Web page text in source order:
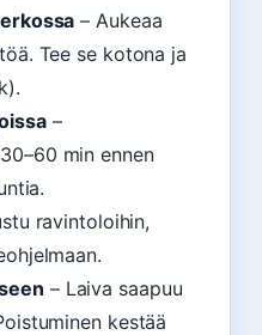
– Aukeaa
Tee se kotona ja
–
min ennen
ravintoloihin,
– Laiva saapuu
kestää